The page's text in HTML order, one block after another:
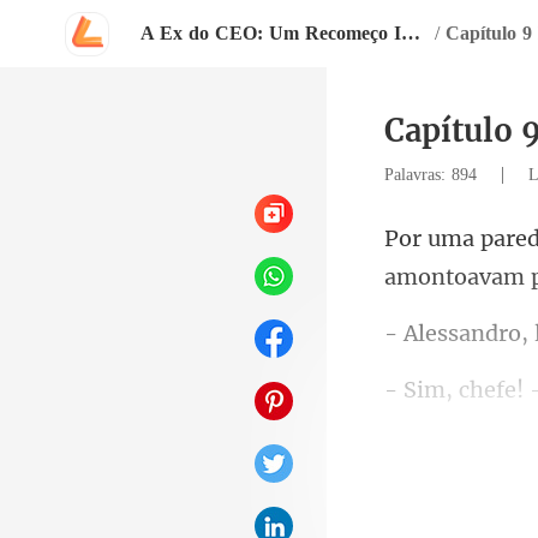
A Ex do CEO: Um Recomeço Inevitável / Capítulo 9
Capítulo
Palavras: 894 |
amontoava
e!